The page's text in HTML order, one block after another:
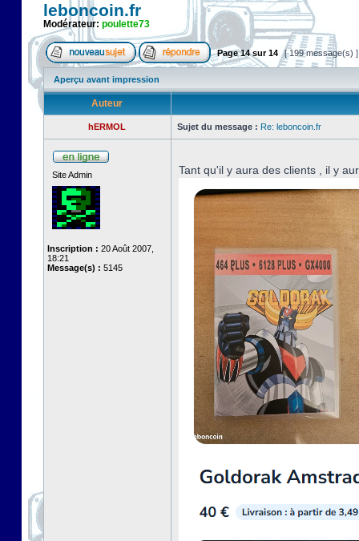
leboncoin.fr
Modérateur: poulette73
Page14sur14 [ 199 message(s)
Aperçu avant impression
Auteur
hERMOL Sujet du message : Re: leboncoin.fr
Site Admin
Inscription : 20 Août 2007,
18:21
Message(s) : 5145
Tant qu'il y aura des clients , il y